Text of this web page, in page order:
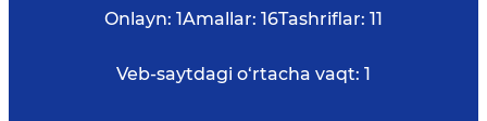
Onlayn: 1Amallar: 16Tashriflar: 11
Veb-saytdagi o‘rtacha vaqt: 1